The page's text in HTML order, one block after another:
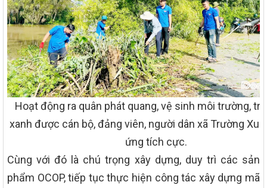
Hoạt động ra quân phát quang, vệ sinh môi trường,
xanh được cán bộ, đảng viên, người dân xã Trường
ứng tích cực.
Cùng với đó là chú trọng xây dựng, duy trì các sản
phẩm OCOP, tiếp tục thực hiện công tác xây dựng mã